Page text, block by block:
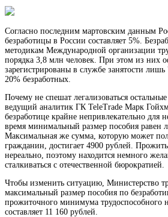
Согласно последним мартовским данным
безработицы в России составляет 5%.
методикам Международной организации
порядка 3,8 млн человек. При этом из них
зарегистрированы в службе занятости лишь
20% безработных.
Почему не спешат легализоваться
ведущий аналитик ГК TeleTrade Марк
безработице крайне непривлекательно для
время минимальный размер пособия равен
Максимальная же сумма, которую может
гражданин, достигает 4900 рублей.
нереально, поэтому находится немного
сталкиваться с отечественной бюрократией.
Чтобы изменить ситуацию, Министерство
максимальный размер пособия по
прожиточного минимума трудоспособного
составляет 11 160 рублей.